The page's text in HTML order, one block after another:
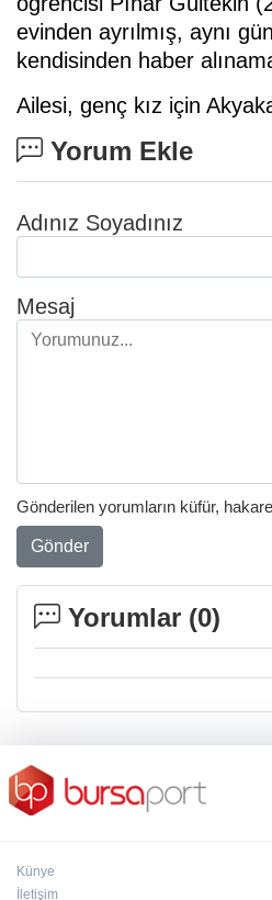
evinden ayrılmış, aynı
kendisinden haber
Ailesi, genç kız için
Yorum Ekle
Adınız Soyadınız
Mesaj
Gönderilen yorumların küfür,
Gönder
Yorumlar (0)
Künye
İletişim